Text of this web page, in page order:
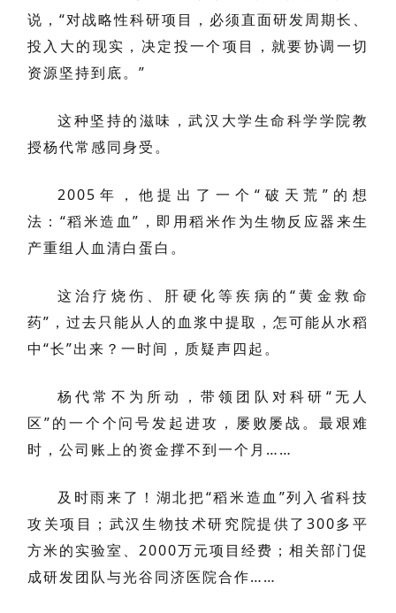
说，“对战略性科研项目，必须直面研发周期长、
投入大的现实，决定投一个项目，就要协调一切
资源坚持到底。”
这种坚持的滋味，武汉大学生命科学学院教
授杨代常感同身受。
2005年，他提出了一个“破天荒”的想
法：“稻米造血”，即用稻米作为生物反应器来生
产重组人血清白蛋白。
这治疗烧伤、肝硬化等疾病的“黄金救命
药”，过去只能从人的血浆中提取，怎可能从水稻
中“长”出来？一时间，质疑声四起。
杨代常不为所动，带领团队对科研“无人
区”的一个个问号发起进攻，屡败屡战。最艰难
时，公司账上的资金撑不到一个月……
及时雨来了！湖北把“稻米造血”列入省科技
攻关项目；武汉生物技术研究院提供了300多平
方米的实验室、2000万元项目经费；相关部门促
成研发团队与光谷同济医院合作……